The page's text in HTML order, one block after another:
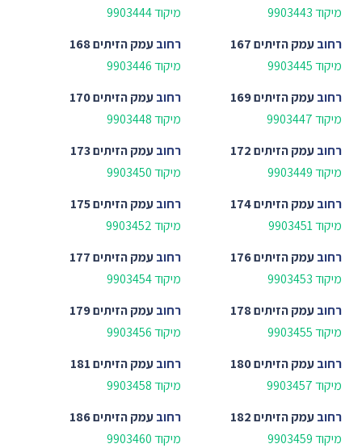
מיקוד 9903443
מיקוד 9903444
רחובעמק הזיתים 167
מיקוד 9903445
רחובעמק הזיתים 168
מיקוד 9903446
רחובעמק הזיתים 169
מיקוד 9903447
רחובעמק הזיתים 170
מיקוד 9903448
רחובעמק הזיתים 172
מיקוד 9903449
רחובעמק הזיתים 173
מיקוד 9903450
רחובעמק הזיתים 174
מיקוד 9903451
רחובעמק הזיתים 175
מיקוד 9903452
רחובעמק הזיתים 176
מיקוד 9903453
רחובעמק הזיתים 177
מיקוד 9903454
רחובעמק הזיתים 178
מיקוד 9903455
רחובעמק הזיתים 179
מיקוד 9903456
רחובעמק הזיתים 180
מיקוד 9903457
רחובעמק הזיתים 181
מיקוד 9903458
רחובעמק הזיתים 182
מיקוד 9903459
רחובעמק הזיתים 186
מיקוד 9903460